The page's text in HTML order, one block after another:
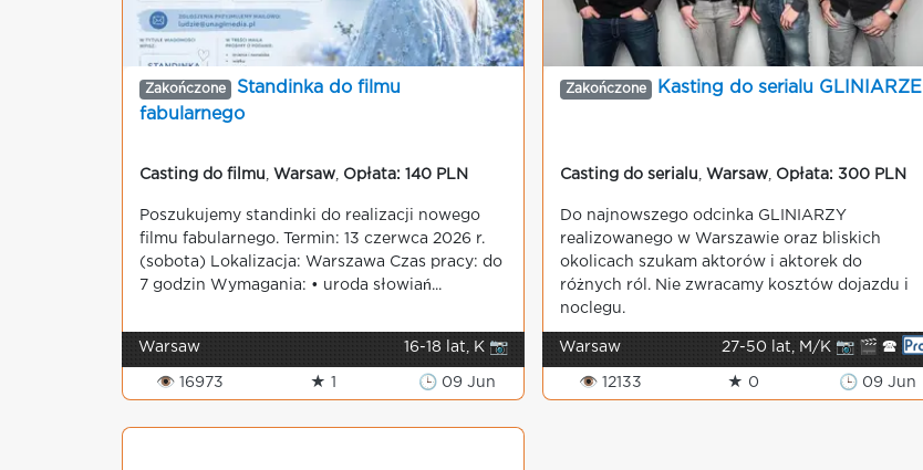
Zakończone
Standinka do filmu
fabularnego
Casting do filmu Warsaw Opłata: 140 PLN
Poszukujemy standinki do realizacji nowego
filmu fabularnego. Termin: 13 czerwca 2026 r.
(sobota) Lokalizacja: Warszawa Czas pracy: do
7 godzin Wymagania: • uroda słowiań...
Warsaw 16-18 lat, K 📷
👁 16973 ★ 1 🕒 09 Jun
Zakończone Kasting do serialu GLINIARZE
Casting do serialu Warsaw Opłata: 300 PLN
Do najnowszego odcinka GLINIARZY
realizowanego w Warszawie oraz bliskich
okolicach szukam aktorów i aktorek do
różnych ról. Nie zwracamy kosztów dojazdu i
noclegu.
Warsaw 27-50 lat, M/K 📷 🎬 🕿
👁 12133 ★ 0 🕒 09 Jun